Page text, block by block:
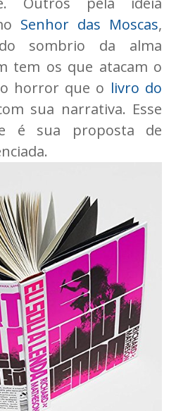
Senhor das Moscas,
sombrio da alma
tem os que atacam o
horror que o livro do
sua narrativa. Esse
é sua proposta de